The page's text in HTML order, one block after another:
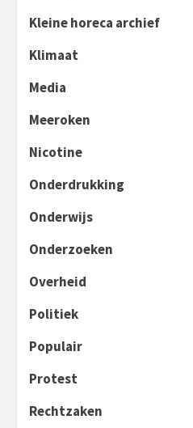
Kleine horeca archief
Klimaat
Media
Meeroken
Nicotine
Onderdrukking
Onderwijs
Onderzoeken
Overheid
Politiek
Populair
Protest
Rechtzaken